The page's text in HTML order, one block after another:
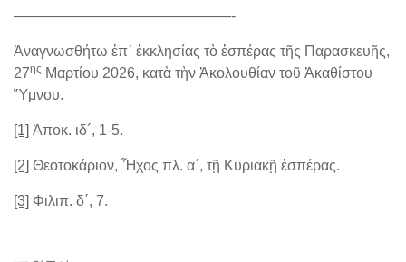
———————————————-
Ἀναγνωσθήτω ἐπ᾿ ἐκκλησίας τὸ ἑσπέρας τῆς Παρασκευῆς,
27ης Μαρτίου 2026, κατὰ τὴν Ἀκολουθίαν τοῦ Ἀκαθίστου
Ὕμνου.
[1] Ἀποκ. ιδ´, 1-5.
[2] Θεοτοκάριον, Ἦχος πλ. α΄, τῇ Κυριακῇ ἑσπέρας.
[3] Φιλιπ. δ΄, 7.